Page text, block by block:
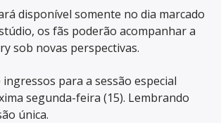
disponível somente no dia marcado
os fãs poderão acompanhar a
sob novas perspectivas.
para a sessão especial
segunda-feira (15). Lembrando
única.